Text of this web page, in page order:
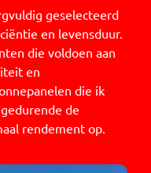
geselecteerd
en levensduur.
die voldoen aan
en
die ik
de
rendement op.